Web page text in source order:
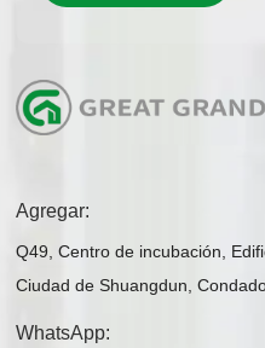
Agregar:
Q49, Centro de incubación,
Ciudad de Shuangdun,
WhatsApp: